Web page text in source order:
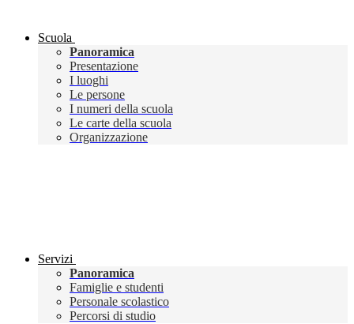
Scuola
Panoramica
Presentazione
I luoghi
Le persone
I numeri della scuola
Le carte della scuola
Organizzazione
Servizi
Panoramica
Famiglie e studenti
Personale scolastico
Percorsi di studio